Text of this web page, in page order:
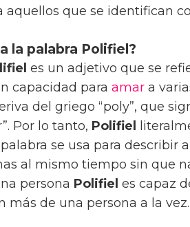
aquellos que se identifican
la palabra Polifiel?
es un adjetivo que se
capacidad para amar a
del griego “poly”, que
Por lo tanto, Polifiel
se usa para describir
al mismo tiempo sin que
persona Polifiel es capaz
más de una persona a la vez.